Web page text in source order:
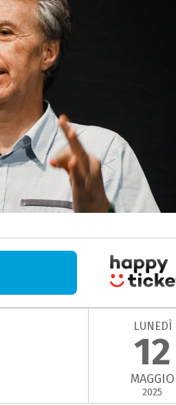
LUNEDÌ
12
MAGGIO
2025